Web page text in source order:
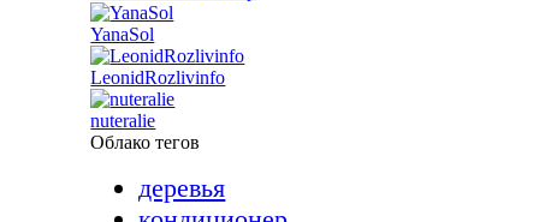
YanaSol
LeonidRozlivinfo
nuteralie
Облако тегов
деревья